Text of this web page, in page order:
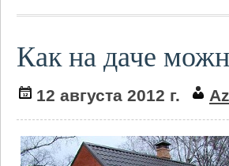
Как на даче
12 августа 2012 г.